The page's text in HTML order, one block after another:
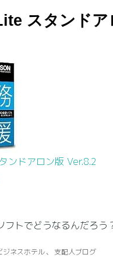
スタンドア
ンドアロン版 Ver.8.2
フトでどうなるんだろう
ジネスホテル、 支配人ブログ